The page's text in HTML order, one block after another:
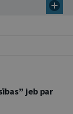
jeb par